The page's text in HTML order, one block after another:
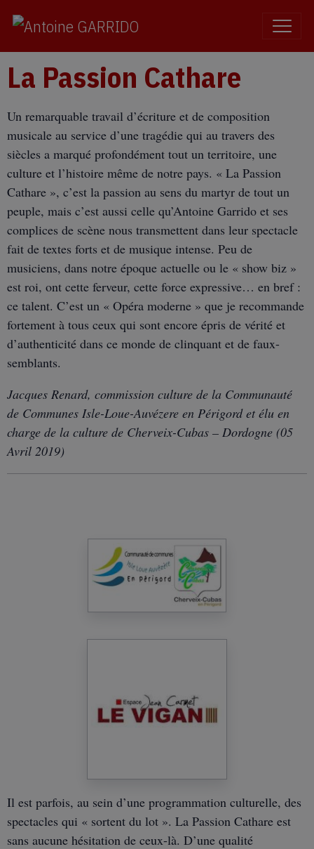
La Passion Cathare
Un remarquable travail d’écriture et de composition
musicale au service d’une tragédie qui au travers des
siècles a marqué profondément tout un territoire, une
culture et l’histoire même de notre pays. « La Passion
Cathare », c’est la passion au sens du martyr de tout un
peuple, mais c’est aussi celle qu’Antoine Garrido et ses
complices de scène nous transmettent dans leur spectacle
fait de textes forts et de musique intense. Peu de
musiciens, dans notre époque actuelle ou le « show biz »
est roi, ont cette ferveur, cette force expressive… en bref :
ce talent. C’est un « Opéra moderne » que je recommande
fortement à tous ceux qui sont encore épris de vérité et
d’authenticité dans ce monde de clinquant et de faux-
semblants.
Jacques Renard, commission culture de la Communauté
de Communes Isle-Loue-Auvézere en Périgord et élu en
charge de la culture de Cherveix-Cubas – Dordogne (05
Avril 2019)
Il est parfois, au sein d’une programmation culturelle, des
spectacles qui « sortent du lot ». La Passion Cathare est
sans aucune hésitation de ceux-là. D’une qualité